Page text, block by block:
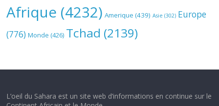
Afrique (4232) Amerique (439) Asie (302) Europe
(776) Monde (426) Tchad (2139)
L’oeil du Sahara est un site web d’informations en continue sur le